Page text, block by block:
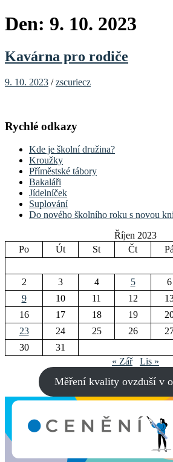
Den: 9. 10. 2023
Kavárna pro rodiče
9. 10. 2023 /zscuriecz
Rychlé odkazy
Kde je školní družina?
Kroužky
Příměstské tábory
Bakaláři
Jídelníček
Suplování
Do nového školního roku s novou
Říjen 2023
Po
Út St Čt Pá
2
3 4 5 6
9
10 11 12
16
17 18 19
23
24 25 26
30
31
« Zář
Lis »
Měření kvality ovzduší v